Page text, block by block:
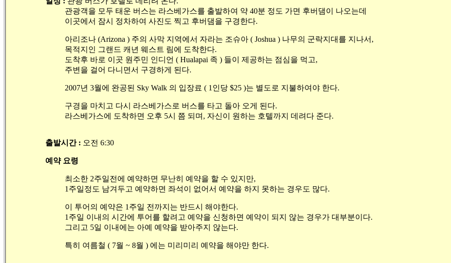
관광객을 모두 태운 버스는 라스베가스를 출발하여 약 40분 정도 가면 후버댐이 나오는데
이곳에서 잠시 정차하여 사진도 찍고 후버댐을 구경한다.
아리조나 (Arizona ) 주의 사막 지역에서 자라는 조슈아 ( Joshua ) 나무의 군락지대를 지나서,
목적지인 그랜드 캐년 웨스트 림에 도착한다.
도착후 바로 이곳 원주민 인디언 ( Hualapai 족 ) 들이 제공하는 점심을 먹고,
주변을 걸어 다니면서 구경하게 된다.
2007년 3월에 완공된 Sky Walk 의 입장료 ( 1인당 $25 )는 별도로 지불하여야 한다.
구경을 마치고 다시 라스베가스로 버스를 타고 돌아 오게 된다.
라스베가스에 도착하면 오후 5시 쯤 되며, 자신이 원하는 호텔까지 데려다 준다.
출발시간 : 오전 6:30
예약 요령
최소한 2주일전에 예약하면 무난히 예약을 할 수 있지만,
1주일정도 남겨두고 예약하면 좌석이 없어서 예약을 하지 못하는 경우도 많다.
이 투어의 예약은 1주일 전까지는 반드시 해야한다.
1주일 이내의 시간에 투어를 할려고 예약을 신청하면 예약이 되지 않는 경우가 대부분이다.
그리고 5일 이내에는 아예 예약을 받아주지 않는다.
특히 여름철 ( 7월 ~ 8월 ) 에는 미리미리 예약을 해야만 한다.